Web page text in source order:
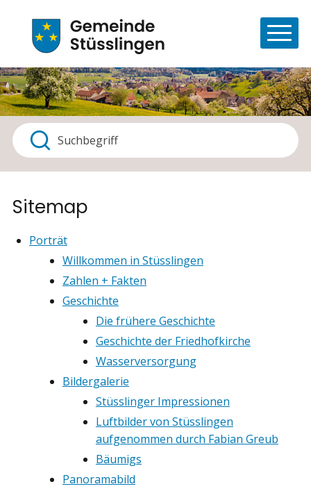
Suchbegriff
Suche starten
Sitemap
Porträt
Willkommen in Stüsslingen
Zahlen + Fakten
Geschichte
Die frühere Geschichte
Geschichte der Friedhofkirche
Wasserversorgung
Bildergalerie
Stüsslinger Impressionen
Luftbilder von Stüsslingen
aufgenommen durch Fabian Greub
Bäumigs
Panoramabild